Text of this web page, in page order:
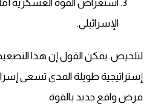
استعراض القوة العسكرية أمام
الإسرائيلي.
لتلخيص. يمكن القول إن هذا
إستراتيجية طويلة المدى تسعى
فرض واقع جديد بالقوة.